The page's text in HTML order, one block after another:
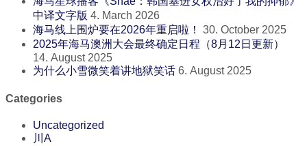
中译文字版 4. March 2026
海马线上围炉要在2026年重启啦！
30. October 2025
2025年海马澳洲大会最终确定日程（8月12日更新）
14. August 2025
为什么小雪微笑着讲地狱笑话 6. August 2025
Categories
Uncategorized
川A